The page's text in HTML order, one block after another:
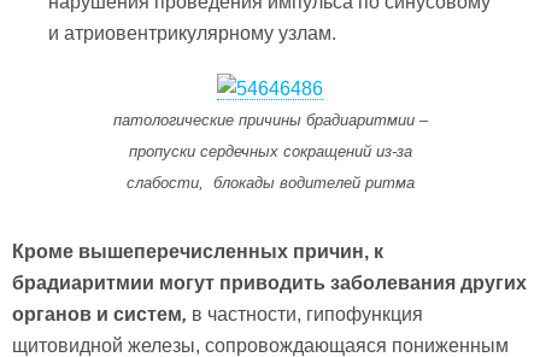
и атриовентрикулярному узлам.
патологические причины брадиаритмии –
пропуски сердечных сокращений из-за
слабости, блокады водителей ритма
Кроме вышеперечисленных причин, к
брадиаритмии могут приводить заболевания других
органов и систем, в частности, гипофункция
щитовидной железы, сопровождающаяся пониженным